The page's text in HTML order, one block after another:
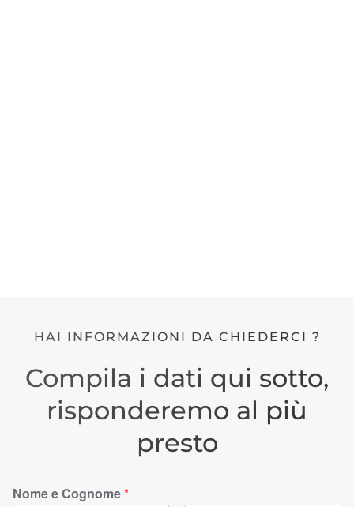
HAI INFORMAZIONI DA CHIEDERCI ?
Compila i dati qui sotto,
risponderemo al più
presto
Nome e Cognome*